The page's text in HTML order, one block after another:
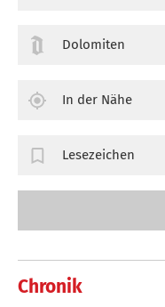
Chronik
Dolomiten
In der Nähe
Lesezeichen